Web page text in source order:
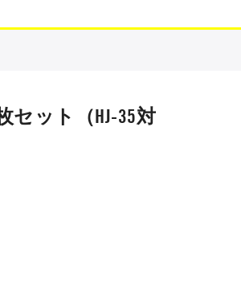
セット（HJ-35対